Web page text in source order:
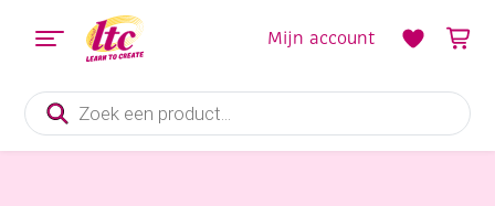
Producten
zoeken
Mijn account